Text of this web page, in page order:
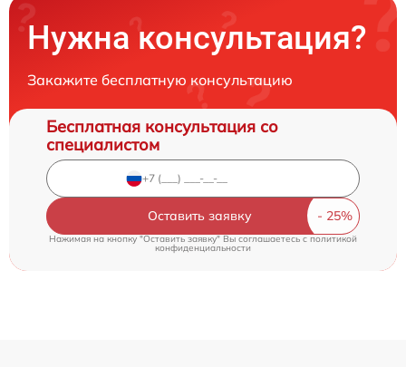
Нужна консультация?
Закажите бесплатную консультацию
Бесплатная консультация со
специалистом
Оставить заявку
Нажимая на кнопку "Оставить заявку" Вы соглашаетесь cполитикой
конфиденциальности